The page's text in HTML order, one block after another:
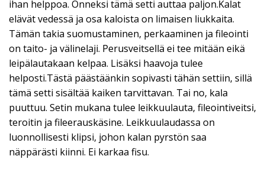
ihan helppoa. Onneksi tämä setti auttaa paljon.Kalat
elävät vedessä ja osa kaloista on limaisen liukkaita.
Tämän takia suomustaminen, perkaaminen ja fileointi
on taito- ja välinelaji. Perusveitsellä ei tee mitään eikä
leipälautakaan kelpaa. Lisäksi haavoja tulee
helposti.Tästä päästäänkin sopivasti tähän settiin, sillä
tämä setti sisältää kaiken tarvittavan. Tai no, kala
puuttuu. Setin mukana tulee leikkuulauta, fileointiveitsi,
teroitin ja fileerauskäsine. Leikkuulaudassa on
luonnollisesti klipsi, johon kalan pyrstön saa
näppärästi kiinni. Ei karkaa fisu.